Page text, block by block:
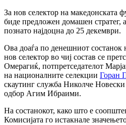
За нов селектор на македонската
биде предложен домашен стратег,
познато најдоцна до 25 декември.
Ова доаѓа по денешниот состанок
нов селектор во чиј состав се
Омерагиќ, потпретседателот
на националните селекции Горан
скаутинг служба Николче
одбор Агим Ибраими.
На состанокот, како што е
Комисијата го истакнале